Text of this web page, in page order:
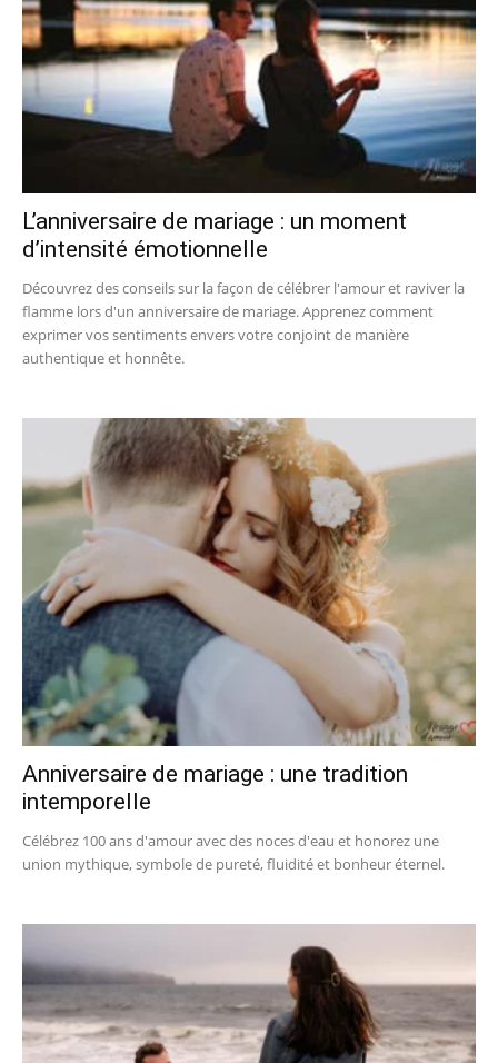
L’anniversaire de mariage : un moment
d’intensité émotionnelle
Découvrez des conseils sur la façon de célébrer l'amour et raviver la
flamme lors d'un anniversaire de mariage. Apprenez comment
exprimer vos sentiments envers votre conjoint de manière
authentique et honnête.
Anniversaire de mariage : une tradition
intemporelle
Célébrez 100 ans d'amour avec des noces d'eau et honorez une
union mythique, symbole de pureté, fluidité et bonheur éternel.